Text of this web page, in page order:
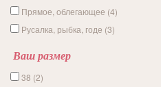
Прямое, облегающее (4)
Русалка, рыбка, годе (3)
Ваш размер
38 (2)